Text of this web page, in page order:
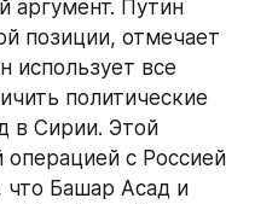
аргумент. Путин
позиции, отмечает
использует все
политические
в Сирии. Этой
операцией с Россией
что Башар Асад и